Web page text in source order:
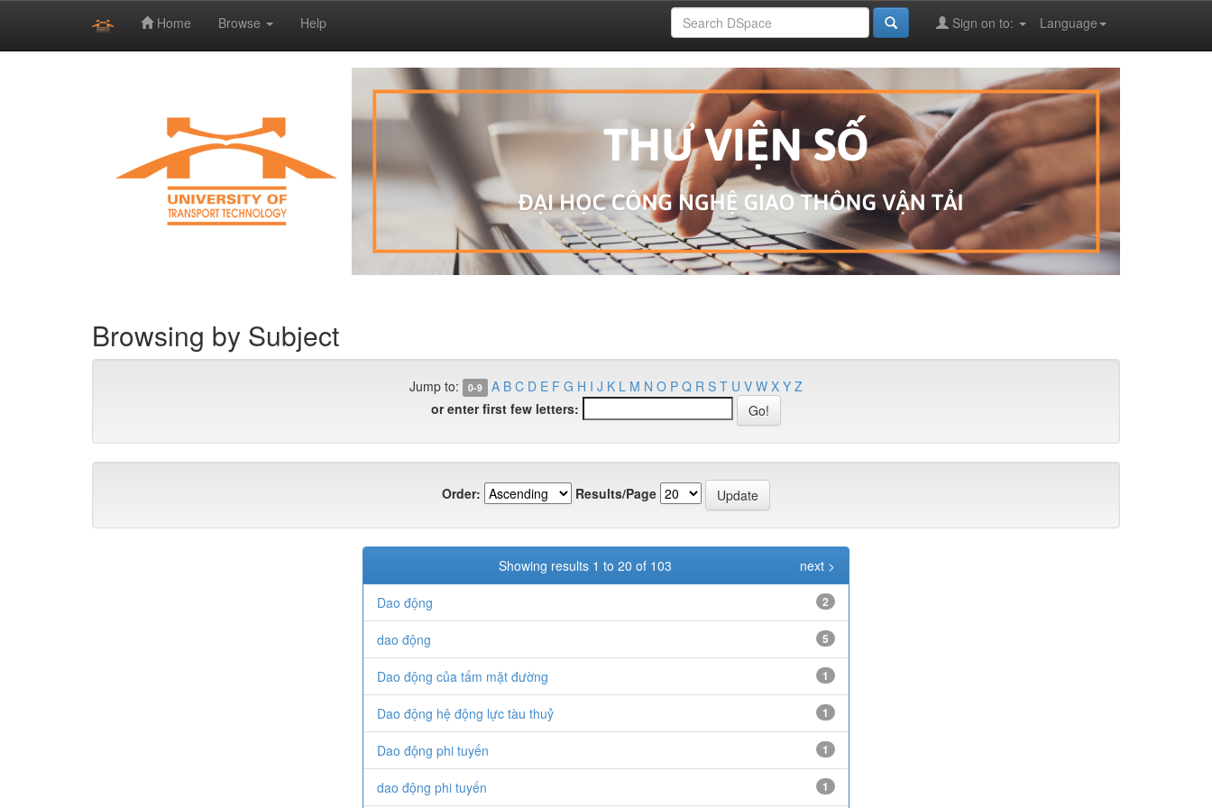
Home Browse Help Language
Sign on to:
Browsing by Subject
Jump to: 0-9 A B C D E F G H I J K L M N O P Q R S T U V W X Y Z
or enter first few letters:
Order: Results/Page
Showing results 1 to 20 of 103 next >
Dao động 2
dao động 5
Dao động của tấm mặt đường 1
Dao động hệ động lực tàu thuỷ 1
Dao động phi tuyến 1
dao động phi tuyến 1